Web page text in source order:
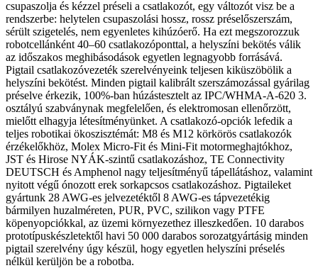
csupaszolja és kézzel préseli a csatlakozót, egy változót visz be a
rendszerbe: helytelen csupaszolási hossz, rossz préselőszerszám,
sérült szigetelés, nem egyenletes kihúzóerő. Ha ezt megszorozzuk
robotcellánként 40–60 csatlakozóponttal, a helyszíni bekötés válik
az időszakos meghibásodások egyetlen legnagyobb forrásává.
Pigtail csatlakozóvezeték szerelvényeink teljesen kiküszöbölik a
helyszíni bekötést. Minden pigtail kalibrált szerszámozással gyárilag
préselve érkezik, 100%-ban húzástesztelt az IPC/WHMA-A-620 3.
osztályú szabványnak megfelelően, és elektromosan ellenőrzött,
mielőtt elhagyja létesítményünket. A csatlakozó-opciók lefedik a
teljes robotikai ökoszisztémát: M8 és M12 körkörös csatlakozók
érzékelőkhöz, Molex Micro-Fit és Mini-Fit motormeghajtókhoz,
JST és Hirose NYÁK-szintű csatlakozáshoz, TE Connectivity
DEUTSCH és Amphenol nagy teljesítményű tápellátáshoz, valamint
nyitott végű ónozott erek sorkapcsos csatlakozáshoz. Pigtaileket
gyártunk 28 AWG-es jelvezetéktől 8 AWG-es tápvezetékig
bármilyen huzalméreten, PUR, PVC, szilikon vagy PTFE
köpenyopciókkal, az üzemi környezethez illeszkedően. 10 darabos
prototípuskészletektől havi 50 000 darabos sorozatgyártásig minden
pigtail szerelvény úgy készül, hogy egyetlen helyszíni préselés
nélkül kerüljön be a robotba.